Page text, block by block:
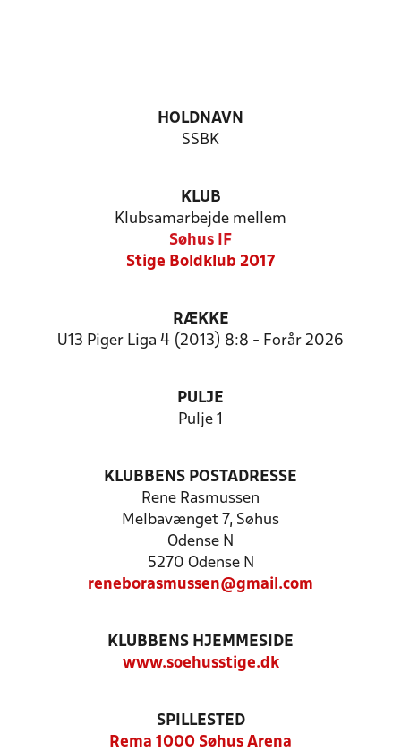
HOLDNAVN
SSBK
KLUB
Klubsamarbejde mellem
Søhus IF
Stige Boldklub 2017
RÆKKE
U13 Piger Liga 4 (2013) 8:8 - Forår 2026
PULJE
Pulje 1
KLUBBENS POSTADRESSE
Rene Rasmussen
Melbavænget 7, Søhus
Odense N
5270 Odense N
reneborasmussen@gmail.com
KLUBBENS HJEMMESIDE
www.soehusstige.dk
SPILLESTED
Rema 1000 Søhus Arena